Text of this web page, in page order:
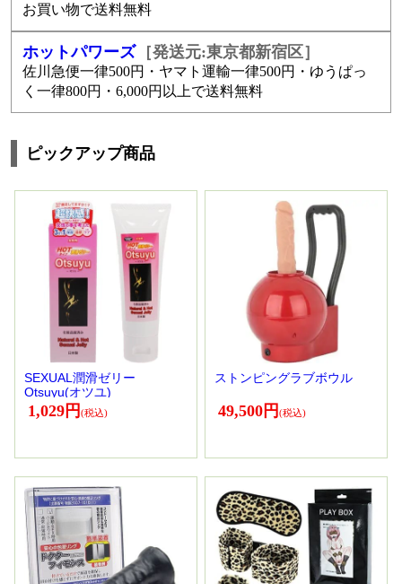
お買い物で送料無料
ホットパワーズ ［発送元:東京都新宿区］
佐川急便一律500円・ヤマト運輸一律500円・ゆうぱっ
く一律800円・6,000円以上で送料無料
ピックアップ商品
SEXUAL潤滑ゼリー
Otsuyu(オツユ)
1,029円
ストンピングラブボウル
49,500円